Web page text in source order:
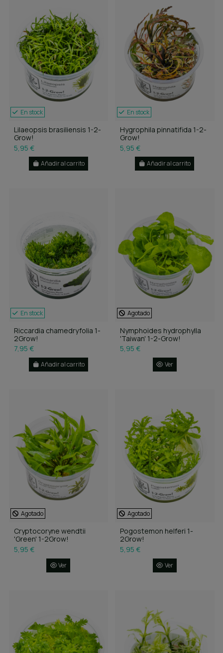
En stock
Lilaeopsis brasiliensis 1-2-
Grow!
5,95 €
Añadir al carrito
En stock
Hygrophila pinnatifida 1-2-
Grow!
5,95 €
Añadir al carrito
En stock
Riccardia chamedryfolia 1-
2Grow!
7,95 €
Añadir al carrito
Agotado
Nymphoides hydrophylla
'Taiwan' 1-2-Grow!
5,95 €
Ver
Agotado
Cryptocoryne wendtii
'Green' 1-2Grow!
5,95 €
Ver
Agotado
Pogostemon helferi 1-
2Grow!
5,95 €
Ver